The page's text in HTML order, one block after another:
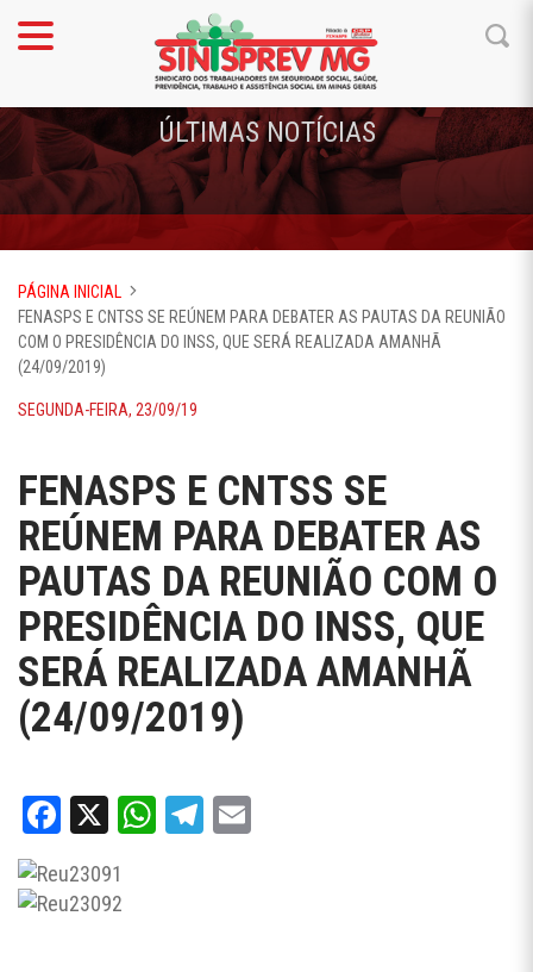
ÚLTIMAS NOTÍCIAS
PÁGINA INICIAL
FENASPS E CNTSS SE REÚNEM PARA DEBATER AS PAUTAS DA REUNIÃO
COM O PRESIDÊNCIA DO INSS, QUE SERÁ REALIZADA AMANHÃ
(24/09/2019)
SEGUNDA-FEIRA, 23/09/19
FENASPS E CNTSS SE
REÚNEM PARA DEBATER AS
PAUTAS DA REUNIÃO COM O
PRESIDÊNCIA DO INSS, QUE
SERÁ REALIZADA AMANHÃ
(24/09/2019)
Facebook
X WhatsApp
Telegram